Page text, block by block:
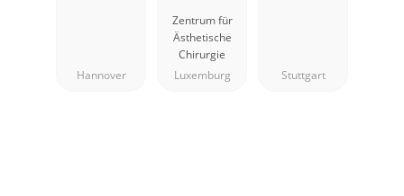
Hannover
Esthétique
Dr Assassi
Zentrum für
Ästhetische
Chirurgie
Luxemburg
Stuttgart